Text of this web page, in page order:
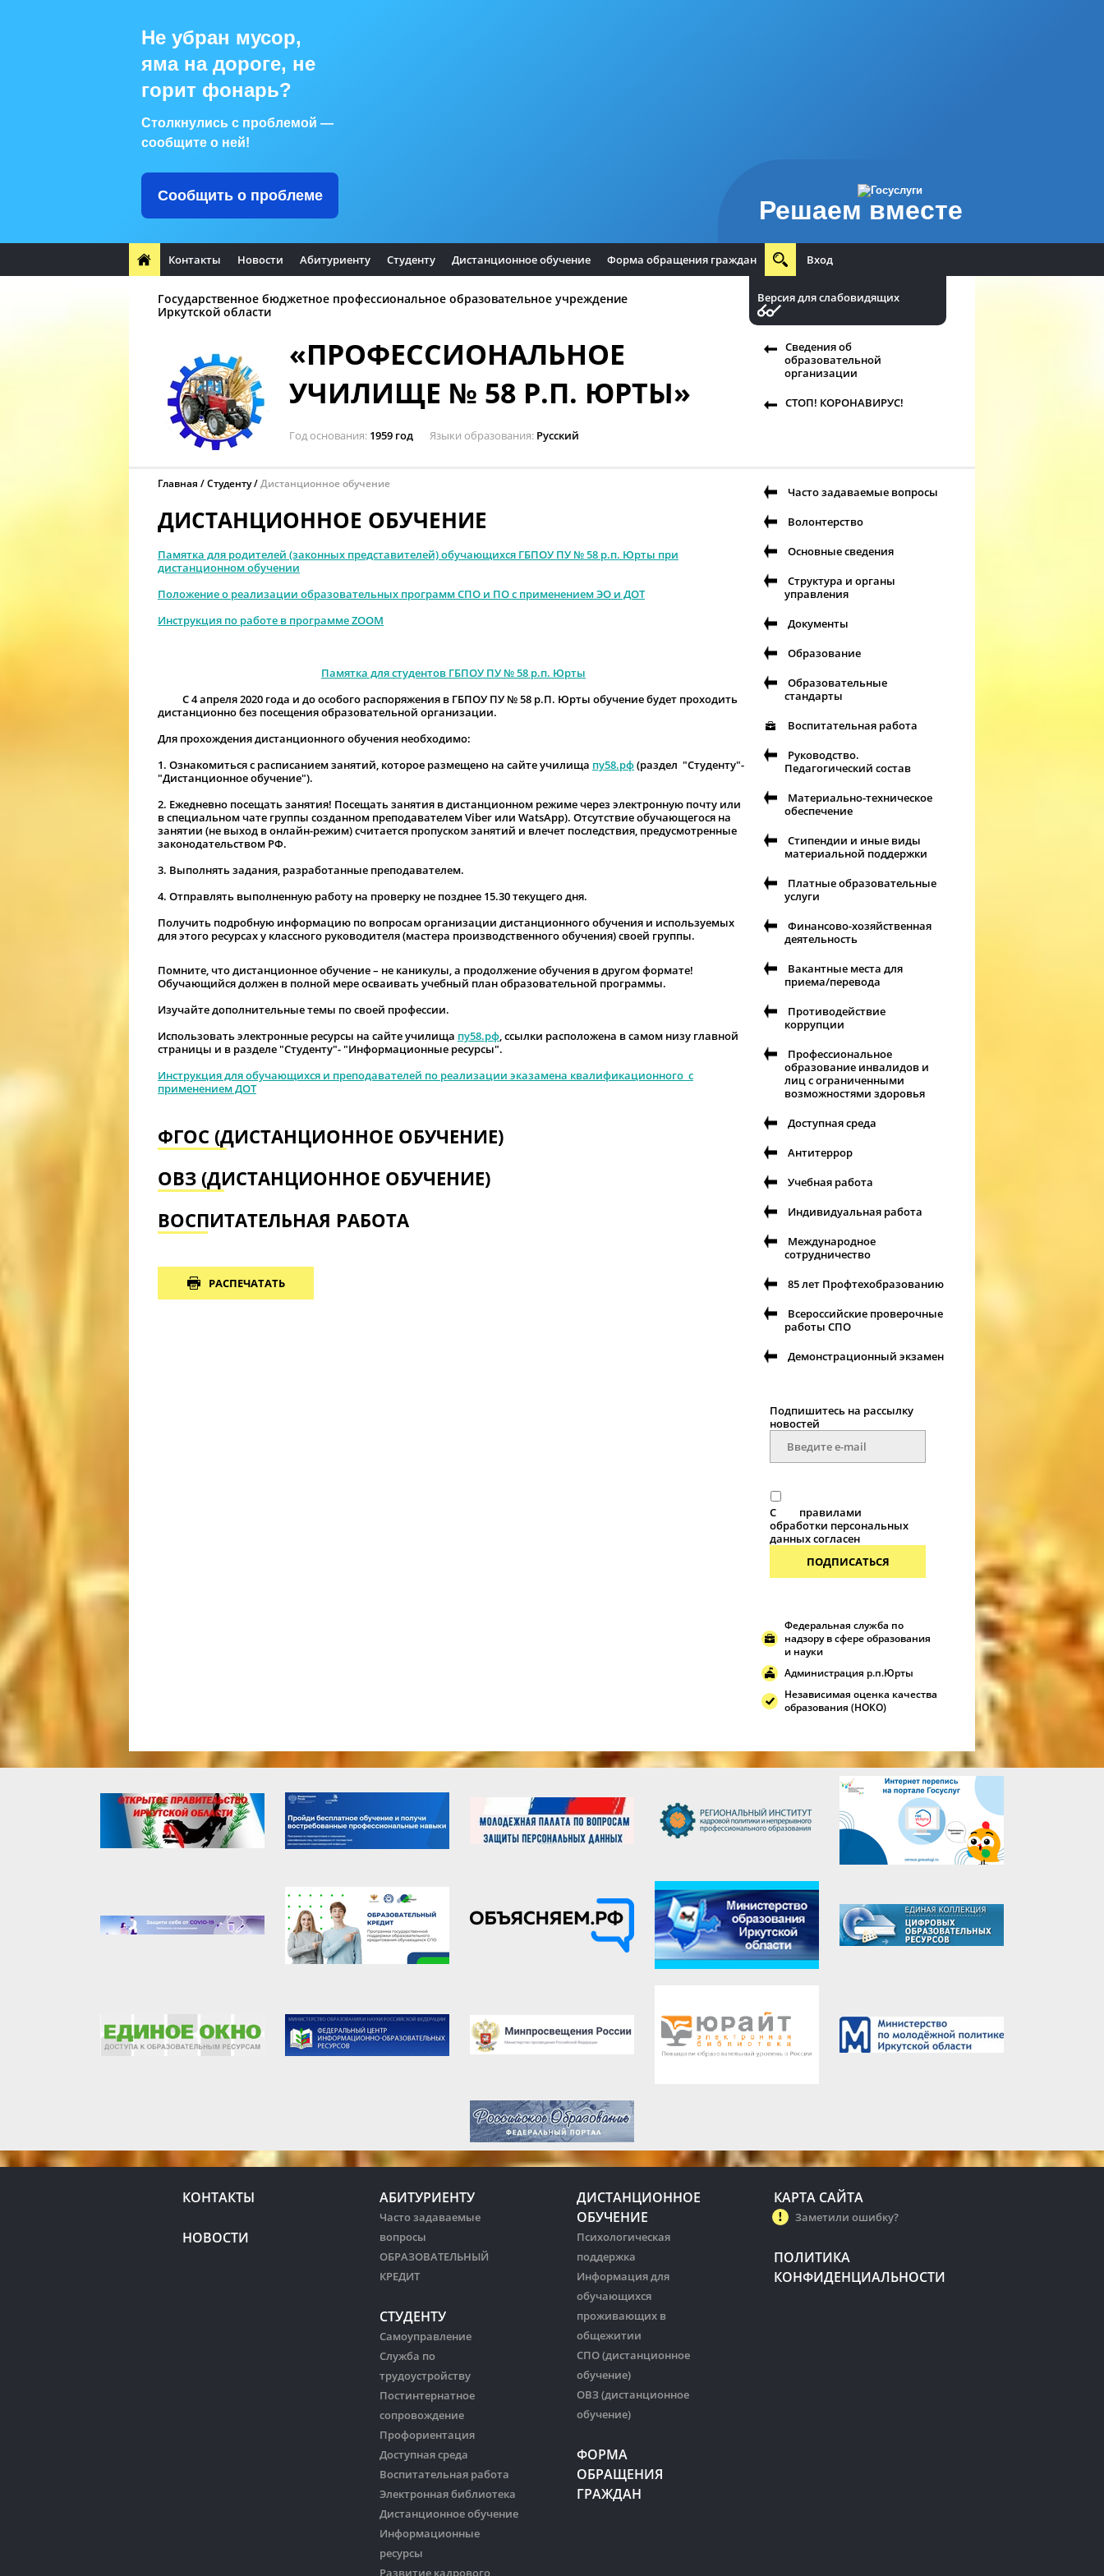
Решаем вместе
Не убран мусор,
яма на дороге, не
горит фонарь?
Столкнулись с проблемой —
сообщите о ней!
Сообщить о проблеме
Контакты Новости Абитуриенту Студенту Дистанционное обучение Форма обращения граждан Вход
Государственное бюджетное профессиональное образовательное учреждение
Иркутской области
«ПРОФЕССИОНАЛЬНОЕ
УЧИЛИЩЕ № 58 Р.П. ЮРТЫ»
Год основания 1959 год Языки образования Русский
Версия для слабовидящих
Сведения об
образовательной
организации
СТОП! КОРОНАВИРУС!
Главная Студенту Дистанционное обучение
ДИСТАНЦИОННОЕ ОБУЧЕНИЕ
Памятка для родителей (законных представителей) обучающихся ГБПОУ ПУ № 58 р.п. Юрты при
дистанционном обучении
Положение о реализации образовательных программ СПО и ПО с применением ЭО и ДОТ
Инструкция по работе в программе ZOOM
Памятка для студентов ГБПОУ ПУ № 58 р.п. Юрты
С 4 апреля 2020 года и до особого распоряжения в ГБПОУ ПУ № 58 р.П. Юрты обучение будет проходить
дистанционно без посещения образовательной организации.
Для прохождения дистанционного обучения необходимо:
1. Ознакомиться с расписанием занятий, которое размещено на сайте училища пу58.рф(раздел "Студенту"-
"Дистанционное обучение").
2. Ежедневно посещать занятия! Посещать занятия в дистанционном режиме через электронную почту или
в специальном чате группы созданном преподавателем Viber или WatsApp). Отсутствие обучающегося на
занятии (не выход в онлайн-режим) считается пропуском занятий и влечет последствия, предусмотренные
законодательством РФ.
3. Выполнять задания, разработанные преподавателем.
4. Отправлять выполненную работу на проверку не позднее 15.30 текущего дня.
Получить подробную информацию по вопросам организации дистанционного обучения и используемых
для этого ресурсах у классного руководителя (мастера производственного обучения) своей группы.
Помните, что дистанционное обучение – не каникулы, а продолжение обучения в другом формате!
Обучающийся должен в полной мере осваивать учебный план образовательной программы.
Изучайте дополнительные темы по своей профессии.
Использовать электронные ресурсы на сайте училища пу58.рф, ссылки расположена в самом низу главной
страницы и в разделе "Студенту"- "Информационные ресурсы".
Инструкция для обучающихся и преподавателей по реализации эказамена квалификационного с
применением ДОТ
ФГОС (ДИСТАНЦИОННОЕ ОБУЧЕНИЕ)
ОВЗ (ДИСТАНЦИОННОЕ ОБУЧЕНИЕ)
ВОСПИТАТЕЛЬНАЯ РАБОТА
РАСПЕЧАТАТЬ
Часто задаваемые вопросы
Волонтерство
Основные сведения
Структура и органы
управления
Документы
Образование
Образовательные
стандарты
Воспитательная работа
Руководство.
Педагогический состав
Материально-техническое
обеспечение
Стипендии и иные виды
материальной поддержки
Платные образовательные
услуги
Финансово-хозяйственная
деятельность
Вакантные места для
приема/перевода
Противодействие
коррупции
Профессиональное
образование инвалидов и
лиц с ограниченными
возможностями здоровья
Доступная среда
Антитеррор
Учебная работа
Индивидуальная работа
Международное
сотрудничество
85 лет Профтехобразованию
Всероссийские проверочные
работы СПО
Демонстрационный экзамен
Подпишитесь на рассылку
новостей
С
правилами
обработки персональных
данных согласен
ПОДПИСАТЬСЯ
Федеральная служба по
надзору в сфере образования
и науки
Администрация р.п.Юрты
Независимая оценка качества
образования (НОКО)
КОНТАКТЫ
НОВОСТИ
АБИТУРИЕНТУ
Часто задаваемые
вопросы
ОБРАЗОВАТЕЛЬНЫЙ
КРЕДИТ
СТУДЕНТУ
Самоуправление
Служба по
трудоустройству
Постинтернатное
сопровождение
Профориентация
Доступная среда
Воспитательная работа
Электронная библиотека
Дистанционное обучение
Информационные
ресурсы
Развитие кадрового
ДИСТАНЦИОННОЕ
ОБУЧЕНИЕ
Психологическая
поддержка
Информация для
обучающихся
проживающих в
общежитии
СПО (дистанционное
обучение)
ОВЗ (дистанционное
обучение)
ФОРМА
ОБРАЩЕНИЯ
ГРАЖДАН
КАРТА САЙТА
Заметили ошибку?
ПОЛИТИКА
КОНФИДЕНЦИАЛЬНОСТИ